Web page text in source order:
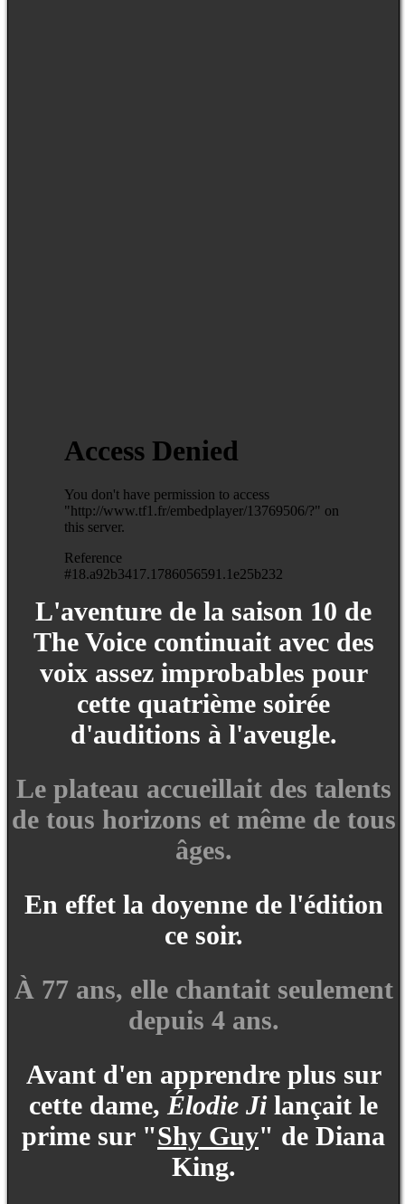
L'aventure de la saison 10 de
The Voice continuait avec des
voix assez improbables pour
cette quatrième soirée
d'auditions à l'aveugle.
Le plateau accueillait des talents
de tous horizons et même de tous
âges.
En effet la doyenne de l'édition
ce soir.
À 77 ans, elle chantait seulement
depuis 4 ans.
Avant d'en apprendre plus sur
cette dame, Élodie Jilançait le
prime sur "Shy Guy" de Diana
King.